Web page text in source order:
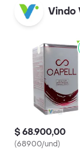
$ 68.900,00
(68900/und)